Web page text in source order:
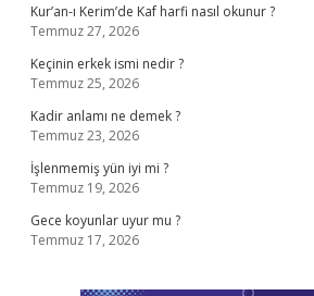
Kur’an-ı Kerim’de Kaf harfi nasıl okunur ?
Temmuz 27, 2026
Keçinin erkek ismi nedir ?
Temmuz 25, 2026
Kadir anlamı ne demek ?
Temmuz 23, 2026
İşlenmemiş yün iyi mi ?
Temmuz 19, 2026
Gece koyunlar uyur mu ?
Temmuz 17, 2026